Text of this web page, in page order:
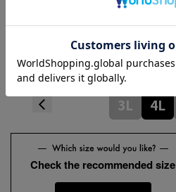
Length 81.5cm
3L 4L
Check the recommended size